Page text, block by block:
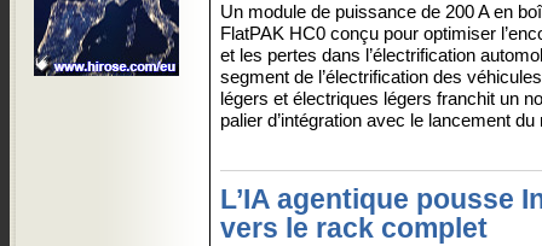
Un module de puissance de 200 A en
FlatPAK HC0 conçu pour optimiser
et les pertes dans l’électrification
segment de l’électrification des
légers et électriques légers franchit un
palier d’intégration avec le lancement
L’IA agentique pousse
vers le rack complet